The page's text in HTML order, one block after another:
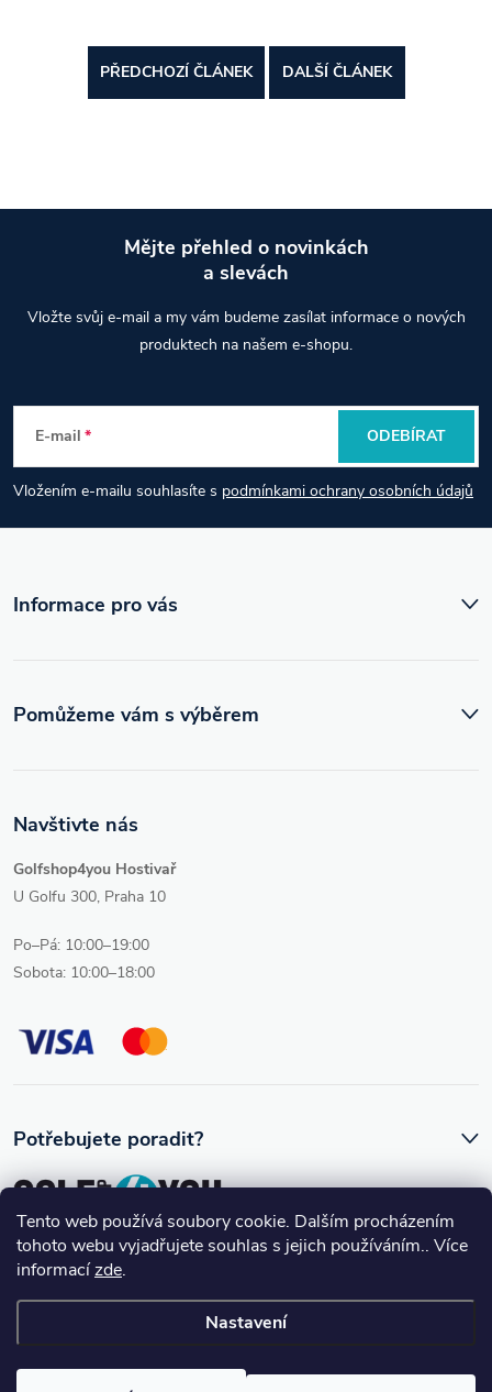
Tento web používá soubory cookie. Dalším procházením
tohoto webu vyjadřujete souhlas s jejich používáním.. Více
informacízde.
Nastavení
PŘEDCHOZÍ ČLÁNEK DALŠÍ ČLÁNEK
p
a
t
Mějte přehled o novinkách
a slevách
Vložte svůj e-mail a my vám budeme zasílat informace o nových
produktech na našem e-shopu.
E-mail
Vložením e-mailu souhlasíte s podmínkami ochrany osobních údajů
ODEBÍRAT
Informace pro vás
Navštivte nás
Golfshop4you Hostivař
U Golfu 300, Praha 10
Po–Pá: 10:00–19:00
Sobota: 10:00–18:00
Pomůžeme vám s výběrem
Potřebujete poradit?
Ozve se vám skutečný člověk, který golfovému vybavení rozumí.
nastavení cookies